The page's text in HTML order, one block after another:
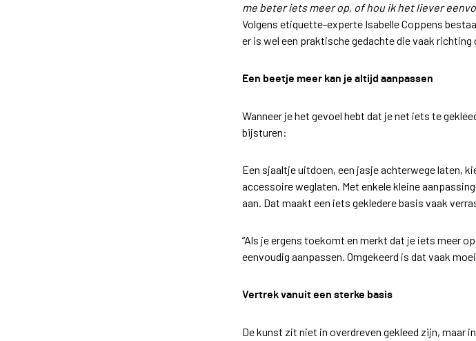
me beter iets meer op, of hou ik het liever
Volgens etiquette-experte Isabelle Coppens
er is wel een praktische gedachte die vaak richting
Een beetje meer kan je altijd aanpassen
Wanneer je het gevoel hebt dat je net iets te
bijsturen:
Een sjaaltje uitdoen, een jasje achterwege laten,
accessoire weglaten. Met enkele kleine
aan. Dat maakt een iets gekledere basis vaak
“Als je ergens toekomt en merkt dat je iets meer
eenvoudig aanpassen. Omgekeerd is dat vaak
Vertrek vanuit een sterke basis
De kunst zit niet in overdreven gekleed zijn, maar